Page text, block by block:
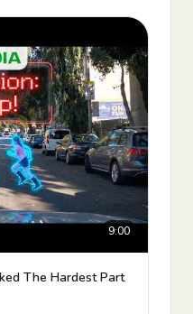
9:00
The Hardest Part